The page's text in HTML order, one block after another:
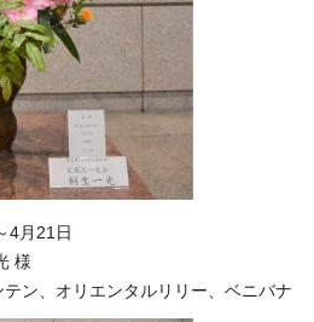
4月21日
様
ン、オリエンタルリリー、ベニバナ